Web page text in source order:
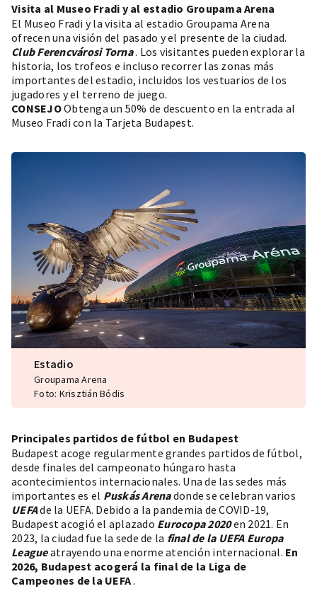
Visita al Museo Fradi y al estadio Groupama Arena
El Museo Fradi y la visita al estadio Groupama Arena
ofrecen una visión del pasado y el presente de la ciudad.
Club Ferencvárosi Torna. Los visitantes pueden explorar la
historia, los trofeos e incluso recorrer las zonas más
importantes del estadio, incluidos los vestuarios de los
jugadores y el terreno de juego.
CONSEJOObtenga un 50% de descuento en la entrada al
Museo Fradi con la Tarjeta Budapest.
Estadio
Groupama Arena
Foto: Krisztián Bódis
Principales partidos de fútbol en Budapest
Budapest acoge regularmente grandes partidos de fútbol,
desde finales del campeonato húngaro hasta
acontecimientos internacionales. Una de las sedes más
importantes es el Puskás Arenadonde se celebran varios
UEFAde la UEFA. Debido a la pandemia de COVID-19,
Budapest acogió el aplazado Eurocopa 2020en 2021. En
2023, la ciudad fue la sede de la final de la UEFA Europa
Leagueatrayendo una enorme atención internacional. En
2026, Budapest acogerá la final de la Liga de
Campeones de la UEFA.